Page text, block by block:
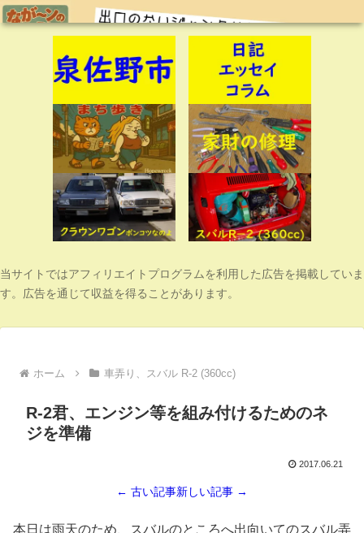
当サイトではアフィリエイトプログラムを利用した広告を掲載していま
す。広告を通じて収益を得ることがあります。
ホーム 車弄り、スバル R-2 (360cc)
R-2君、エンジン等を組み付けるためのネ
ジを準備
2017.06.21
← 古い記事新しい記事 →
本日は雨天のため、スバルのところへ出向いてのスバル弄